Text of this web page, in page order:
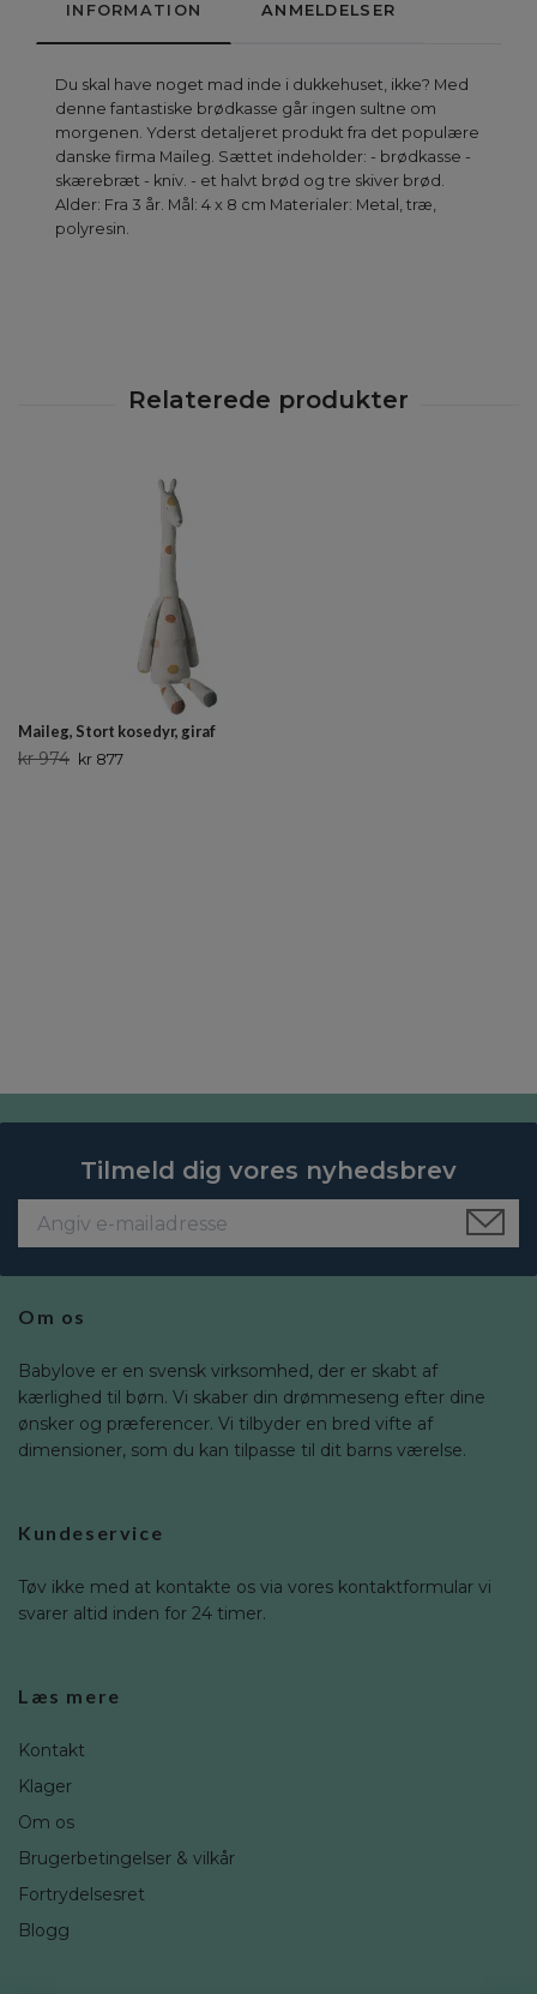
INFORMATION ANMELDELSER
Du skal have noget mad inde i dukkehuset, ikke? Med
denne fantastiske brødkasse går ingen sultne om
morgenen. Yderst detaljeret produkt fra det populære
danske firma Maileg. Sættet indeholder: - brødkasse -
skærebræt - kniv. - et halvt brød og tre skiver brød.
Alder: Fra 3 år. Mål: 4 x 8 cm Materialer: Metal, træ,
polyresin.
Maileg, Stort kosedyr, giraf
kr 974 kr 877
Tilmeld dig vores nyhedsbrev
Om os
Babylove er en svensk virksomhed, der er skabt af
kærlighed til børn. Vi skaber din drømmeseng efter dine
ønsker og præferencer. Vi tilbyder en bred vifte af
dimensioner, som du kan tilpasse til dit barns værelse.
Kundeservice
Tøv ikke med at kontakte os via vores kontaktformular vi
svarer altid inden for 24 timer.
Læs mere
Kontakt
Klager
Om os
Brugerbetingelser & vilkår
Fortrydelsesret
Blogg